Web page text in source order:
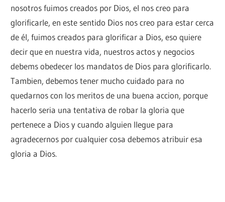
nosotros fuimos creados por Dios, el nos creo para
glorificarle, en este sentido Dios nos creo para estar cerca
de él, fuimos creados para glorificar a Dios, eso quiere
decir que en nuestra vida, nuestros actos y negocios
debems obedecer los mandatos de Dios para glorificarlo.
Tambien, debemos tener mucho cuidado para no
quedarnos con los meritos de una buena accion, porque
hacerlo seria una tentativa de robar la gloria que
pertenece a Dios y cuando alguien llegue para
agradecernos por cualquier cosa debemos atribuir esa
gloria a Dios.